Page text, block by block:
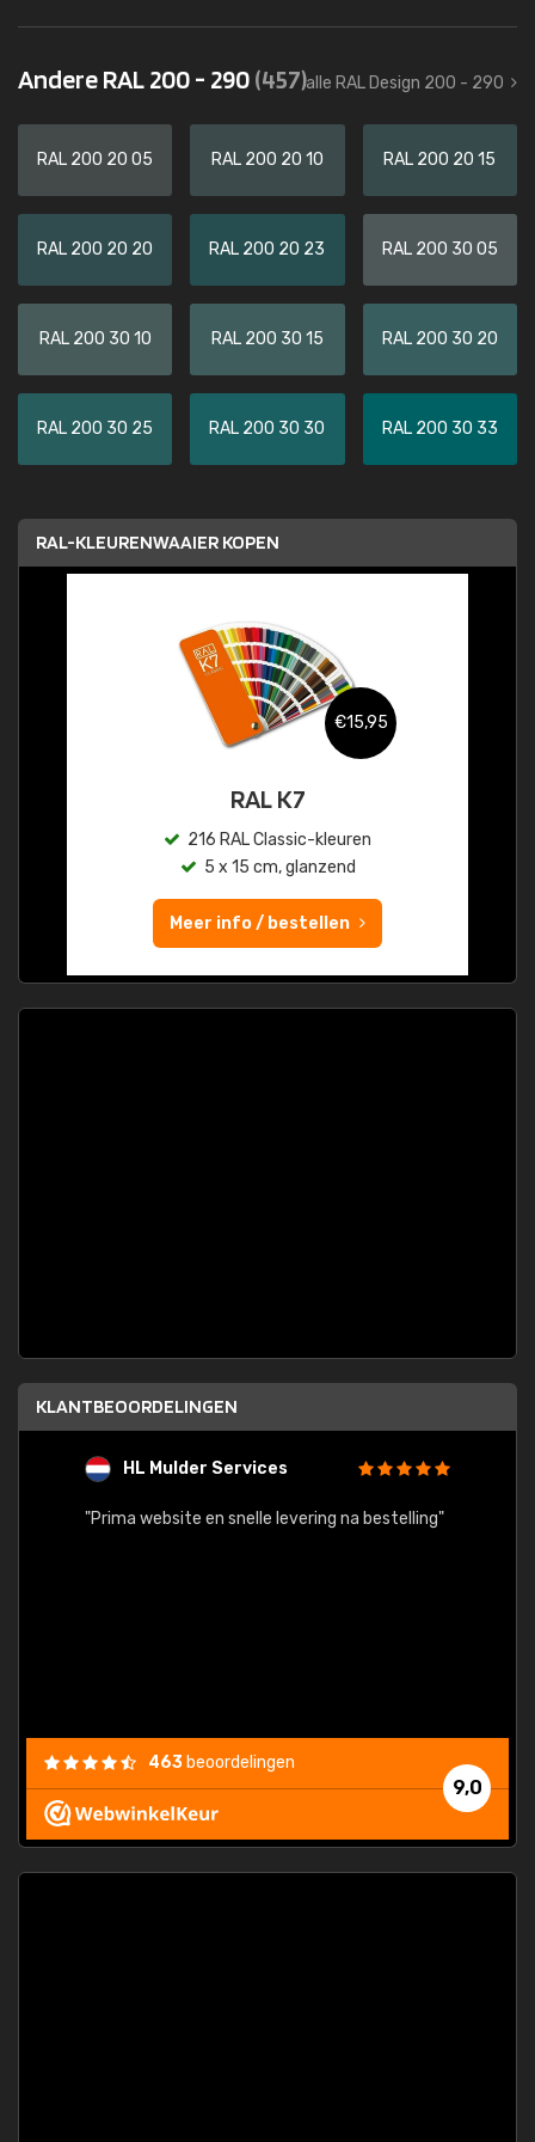
Andere RAL 200 - 290(457)alle RAL Design 200 - 290
RAL 200 20 05 RAL 200 20 10 RAL 200 20 15
RAL 200 20 20 RAL 200 20 23 RAL 200 30 05
RAL 200 30 10 RAL 200 30 15 RAL 200 30 20
RAL 200 30 25 RAL 200 30 30 RAL 200 30 33
RAL-KLEURENWAAIER KOPEN
€15,95
RAL K7
216 RAL Classic-kleuren
5 x 15 cm, glanzend
Meer info / bestellen
KLANTBEOORDELINGEN
HL Mulder Services
"Prima website en snelle levering na bestelling"
9,0
463 beoordelingen